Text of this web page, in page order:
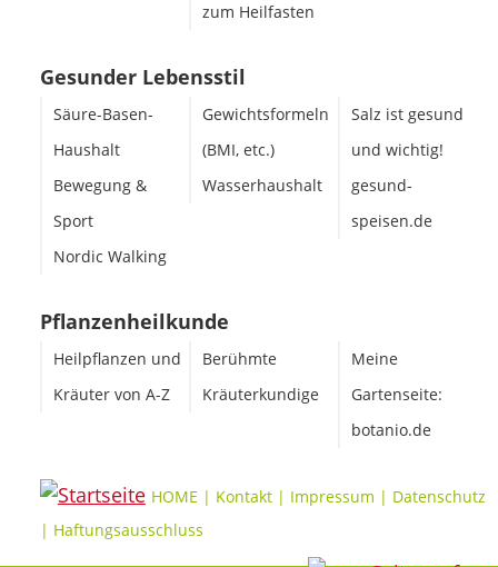
zum Heilfasten
Gesunder Lebensstil
Säure-Basen-
Haushalt
Bewegung &
Sport
Nordic Walking
Gewichtsformeln
(BMI, etc.)
Wasserhaushalt
Salz ist gesund
und wichtig!
gesund-
speisen.de
Pflanzenheilkunde
Heilpflanzen und
Kräuter von A-Z
Berühmte
Kräuterkundige
Meine
Gartenseite:
botanio.de
HOME | Kontakt| Impressum | Datenschutz
| Haftungsausschluss